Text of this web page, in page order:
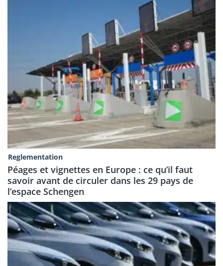
Reglementation
Péages et vignettes en Europe : ce qu’il faut
savoir avant de circuler dans les 29 pays de
l’espace Schengen